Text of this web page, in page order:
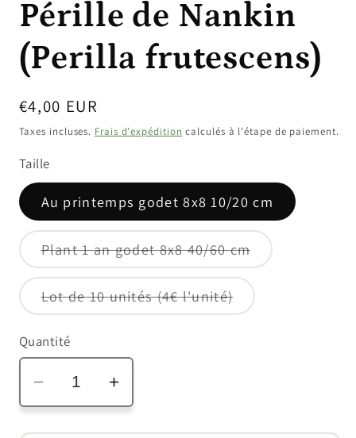
Pérille de Nankin
(Perilla frutescens)
Prix
habituel
€4,00 EUR
Taxes incluses. Frais d'expédition calculés à l'étape de paiement.
Taille
Au printemps godet 8x8 10/20 cm
Plant 1 an godet 8x8 40/60 cmVariante
épuisée
indisponible
Lot de 10 unités (4€ l'unité)Variante
épuisée
Quantité
Réduire
la
Augmenter
la